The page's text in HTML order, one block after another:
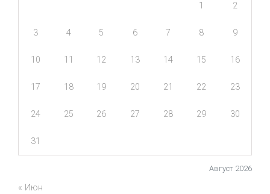
Август 2026
1 2
3 4 5 6 7 8 9
10 11 12 13 14 15 16
17 18 19 20 21 22 23
24 25 26 27 28 29 30
31
« Июн